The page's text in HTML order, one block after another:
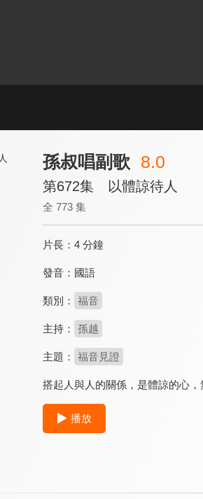
孫叔唱副歌 8.0
第672集 以體諒待人
全 773 集
片長： 4 分鐘
發音： 國語
類別： 福音
主持： 孫越
主題： 福音見證
搭起人與人的關係，是體諒的心
播放